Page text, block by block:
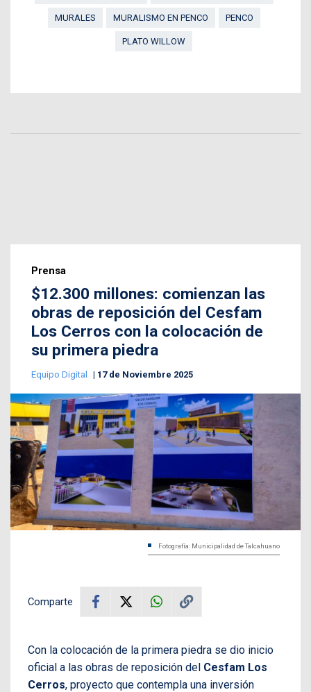
MURALES MURALISMO EN PENCO PENCO
PLATO WILLOW
Prensa
$12.300 millones: comienzan las
obras de reposición del Cesfam
Los Cerros con la colocación de
su primera piedra
Equipo Digital 17 de Noviembre 2025
Fotografía: Municipalidad de Talcahuano
Comparte
Con la colocación de la primera piedra se dio inicio
oficial a las obras de reposición del Cesfam Los
Cerros, proyecto que contempla una inversión